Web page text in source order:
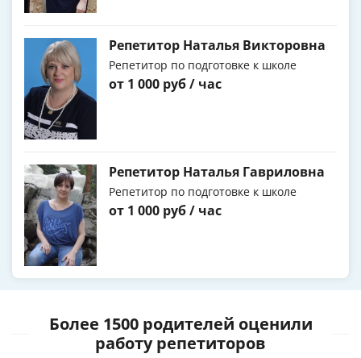
Репетитор Наталья Викторовна
Репетитор по подготовке к школе
от 1 000 руб / час
Репетитор Наталья Гавриловна
Репетитор по подготовке к школе
от 1 000 руб / час
Более 1500 родителей оценили
работу репетиторов